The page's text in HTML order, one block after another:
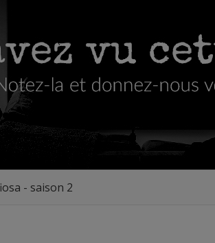
- saison 2